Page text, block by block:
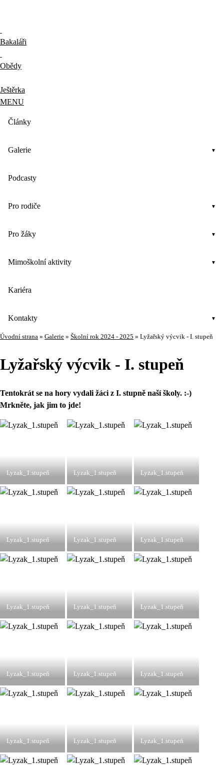
Bakaláři
Obědy
Ještěrka
MENU
Články
Galerie
Podcasty
Pro rodiče
Pro žáky
Mimoškolní aktivity
Kariéra
Kontakty
Úvodní strana » Galerie » Školní rok 2024 - 2025 » Lyžařský výcvik - I. stupeň
Lyžařský výcvik - I. stupeň
Tentokrát se na hory vydali žáci z I. stupně naší školy. :-)
Mrkněte, jak jim to jde!
Lyzak_1.stupeň Lyzak_1.stupeň Lyzak_1.stupeň
Lyzak_1.stupeň Lyzak_1.stupeň Lyzak_1.stupeň
Lyzak_1.stupeň Lyzak_1.stupeň Lyzak_1.stupeň
Lyzak_1.stupeň Lyzak_1.stupeň Lyzak_1.stupeň
Lyzak_1.stupeň Lyzak_1.stupeň Lyzak_1.stupeň